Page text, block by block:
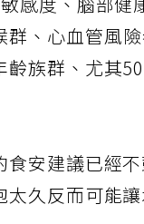
感度、腦部健
群、心血管風
族群、尤其
安建議已經
久反而可能